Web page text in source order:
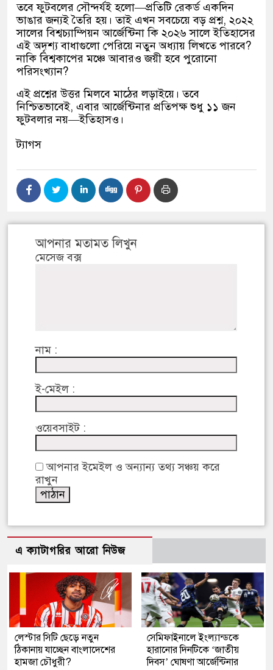
তবে ফুটবলের সৌন্দর্যই হলো—প্রতিটি রেকর্ড একদিন
ভাঙার জন্যই তৈরি হয়। তাই এখন সবচেয়ে বড় প্রশ্ন, ২০২২
সালের বিশ্বচ্যাম্পিয়ন আর্জেন্টিনা কি ২০২৬ সালে ইতিহাসের
এই অদৃশ্য বাধাগুলো পেরিয়ে নতুন অধ্যায় লিখতে পারবে?
নাকি বিশ্বকাপের মঞ্চে আবারও জয়ী হবে পুরোনো
পরিসংখ্যান?
এই প্রশ্নের উত্তর মিলবে মাঠের লড়াইয়ে। তবে
নিশ্চিতভাবেই, এবার আর্জেন্টিনার প্রতিপক্ষ শুধু ১১ জন
ফুটবলার নয়—ইতিহাসও।
ট্যাগস
আপনার মতামত লিখুন
মেসেজ বক্স
নাম :
ই-মেইল :
ওয়েবসাইট :
আপনার ইমেইল ও অন্যান্য তথ্য সঞ্চয় করে
রাখুন
এ ক্যাটাগরির আরো নিউজ
লেস্টার সিটি ছেড়ে নতুন
ঠিকানায় যাচ্ছেন বাংলাদেশের
হামজা চৌধুরী?
সেমিফাইনালে ইংল্যান্ডকে
হারানোর দিনটিকে ‘জাতীয়
দিবস’ ঘোষণা আর্জেন্টিনার